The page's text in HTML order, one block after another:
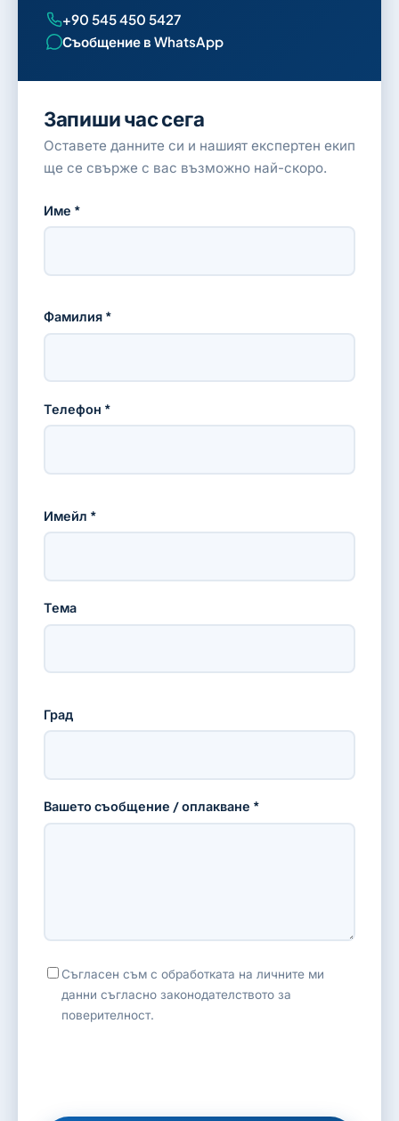
+90 545 450 5427
Съобщение в WhatsApp
Запиши час сега
Оставете данните си и нашият експертен екип
ще се свърже с вас възможно най-скоро.
Име *
Фамилия *
Телефон *
Имейл *
Тема
Град
Вашето съобщение / оплакване *
Съгласен съм с обработката на личните ми
данни съгласно законодателството за
поверителност.